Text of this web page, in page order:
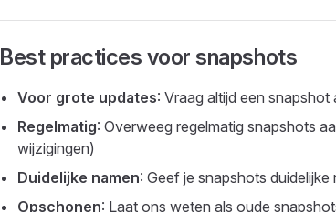
Best practices voor snapshots
Voor grote updates: Vraag altijd een
Regelmatig: Overweeg regelmatig snapshots
wijzigingen)
Duidelijke namen: Geef je snapshots
Opschonen: Laat ons weten als oude